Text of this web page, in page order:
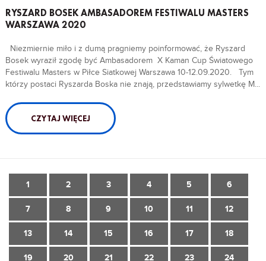
RYSZARD BOSEK AMBASADOREM FESTIWALU MASTERS
WARSZAWA 2020
Niezmiernie miło i z dumą pragniemy poinformować, że Ryszard
Bosek wyraził zgodę być Ambasadorem X Kaman Cup Światowego
Festiwalu Masters w Piłce Siatkowej Warszawa 10-12.09.2020. Tym
którzy postaci Ryszarda Boska nie znają, przedstawiamy sylwetkę M...
CZYTAJ WIĘCEJ
1 2 3 4 5 6
7 8 9 10 11 12
13 14 15 16 17 18
19 20 21 22 23 24